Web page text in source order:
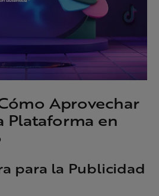
Aprovechar
Plataforma en
para la Publicidad